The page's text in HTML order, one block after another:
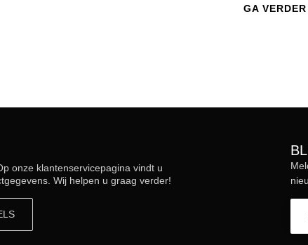
GA
onze klantenservicepagina vindt u
Wij helpen u graag verder!